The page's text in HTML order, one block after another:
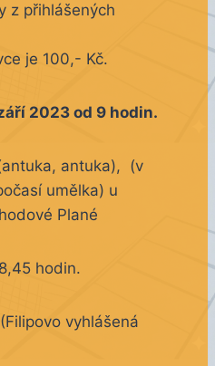
z přihlášených
je 100,- Kč.
2023 od 9 hodin.
antuka), (v
umělka) u
Plané
hodin.
vyhlášená